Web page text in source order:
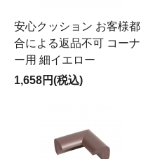
安心クッション お客様都
合による返品不可 コーナ
ー用 細イエロー
1,658円(税込)